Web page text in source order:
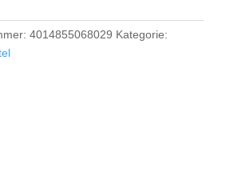
4014855068029 Kategorie: